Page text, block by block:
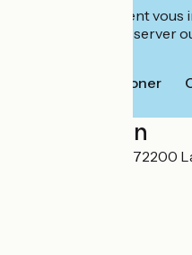
Cet établissement
leur site pour réserver
Téléphoner
Localisation
Allée du Camping 72200